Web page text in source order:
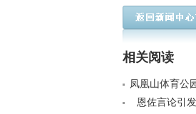
告！这可是中国男
一核心
相关阅读
凤凰山体育公
恩佐言论引